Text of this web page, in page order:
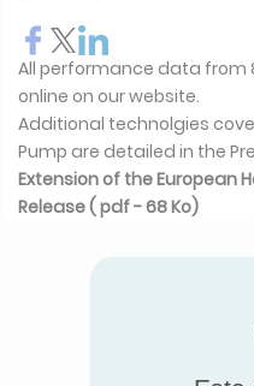
All performance data
online on our website.
Additional technolgies
Pump are detailed in the
Extension of the European
Release ( pdf - 68 Ko)